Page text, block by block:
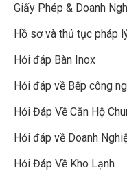
Giấy Phép & Doanh
Hồ sơ và thủ tục pháp
Hỏi đáp Bàn Inox
Hỏi đáp về Bếp công
Hỏi Đáp Về Căn Hộ
Hỏi đáp về Doanh
Hỏi Đáp Về Kho Lạnh